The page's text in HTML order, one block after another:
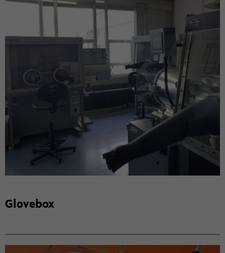
Glove­box